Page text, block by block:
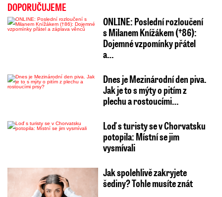
DOPORUČUJEME
ONLINE: Poslední rozloučení
s Milanem Knížákem (†86):
Dojemné vzpomínky přátel
a…
Dnes je Mezinárodní den piva.
Jak je to s mýty o pitím z
plechu a rostoucími…
Loď s turisty se v Chorvatsku
potopila: Místní se jim
vysmívali
Jak spolehlivě zakryjete
šediny? Tohle musíte znát